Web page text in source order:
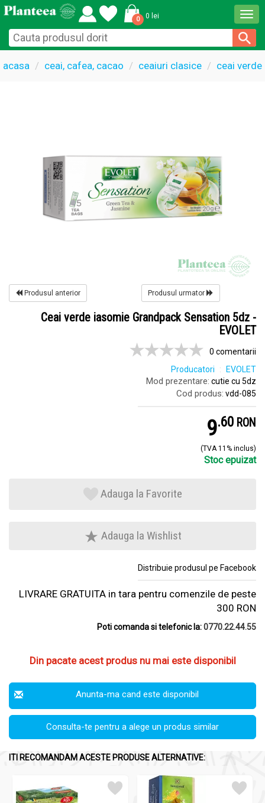
0 0 lei
acasa ceai, cafea, cacao ceaiuri clasice ceai verde
Produsul anterior Produsul urmator
Ceai verde iasomie Grandpack Sensation 5dz -
EVOLET
0 comentarii
Producatori
EVOLET
Mod prezentare: cutie cu 5dz
Cod produs: vdd-085
9.6 RON
(TVA 11% inclus)
Stoc epuizat
Adauga la Favorite
Adauga la Wishlist
Distribuie produsul pe Facebook
LIVRARE GRATUITA in tara pentru comenzile de peste
300 RON
Poti comanda si telefonic la:0770.22.44.55
Din pacate acest produs nu mai este disponibil
Anunta-ma cand este disponibil
Consulta-te pentru a alege un produs similar
ITI RECOMANDAM ACESTE PRODUSE ALTERNATIVE: